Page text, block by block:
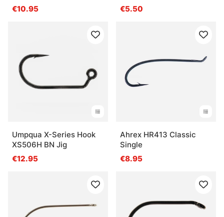
€10.95
€5.50
Umpqua X-Series Hook
XS506H BN Jig
€12.95
Ahrex HR413 Classic
Single
€8.95